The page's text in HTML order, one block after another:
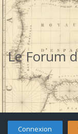
Le Forum
Connexion